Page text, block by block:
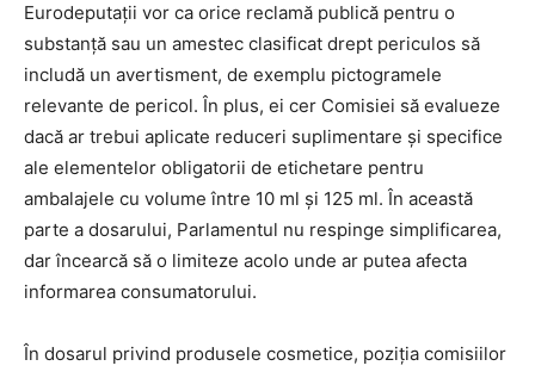
Eurodeputații vor ca orice reclamă publică pentru o
substanță sau un amestec clasificat drept periculos să
includă un avertisment, de exemplu pictogramele
relevante de pericol. În plus, ei cer Comisiei să evalueze
dacă ar trebui aplicate reduceri suplimentare și specifice
ale elementelor obligatorii de etichetare pentru
ambalajele cu volume între 10 ml și 125 ml. În această
parte a dosarului, Parlamentul nu respinge simplificarea,
dar încearcă să o limiteze acolo unde ar putea afecta
informarea consumatorului.
În dosarul privind produsele cosmetice, poziția comisiilor